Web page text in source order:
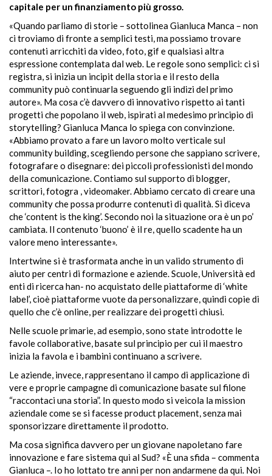
capitale per un finanziamento più grosso.
«Quando parliamo di storie – sottolinea Gianluca Manca – non
ci troviamo di fronte a semplici testi, ma possiamo trovare
contenuti arricchiti da video, foto, gif e qualsiasi altra
espressione contemplata dal web. Le regole sono semplici: ci si
registra, si inizia un incipit della storia e il resto della
community può continuarla seguendo gli indizi del primo
autore». Ma cosa c’è davvero di innovativo rispetto ai tanti
progetti che popolano il web, ispirati al medesimo principio di
storytelling? Gianluca Manca lo spiega con convinzione.
«Abbiamo provato a fare un lavoro molto verticale sul
community building, scegliendo persone che sappiano scrivere,
fotografare o disegnare: dei piccoli professionisti del mondo
della comunicazione. Contiamo sul supporto di blogger,
scrittori, fotogra , videomaker. Abbiamo cercato di creare una
community che possa produrre contenuti di qualità. Si diceva
che ‘content is the king’. Secondo noi la situazione ora è un po’
cambiata. Il contenuto ‘buono’ è il re, quello scadente ha un
valore meno interessante».
Intertwine si è trasformata anche in un valido strumento di
aiuto per centri di formazione e aziende. Scuole, Università ed
enti di ricerca han- no acquistato delle piattaforme di ‘white
label’, cioè piattaforme vuote da personalizzare, quindi copie di
quello che c’è online, per realizzare dei progetti chiusi.
Nelle scuole primarie, ad esempio, sono state introdotte le
favole collaborative, basate sul principio per cui il maestro
inizia la favola e i bambini continuano a scrivere.
Le aziende, invece, rappresentano il campo di applicazione di
vere e proprie campagne di comunicazione basate sul filone
“raccontaci una storia”. In questo modo si veicola la mission
aziendale come se si facesse product placement, senza mai
sponsorizzare direttamente il prodotto.
Ma cosa significa davvero per un giovane napoletano fare
innovazione e fare sistema qui al Sud? «È una sfida – commenta
Gianluca –. Io ho lottato tre anni per non andarmene da qui. Noi